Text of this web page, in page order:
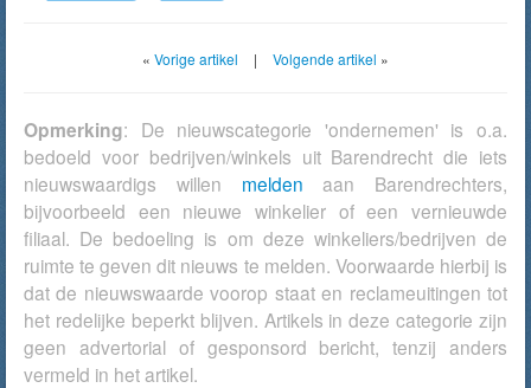
« Vorige artikel | Volgende artikel »
Opmerking: De nieuwscategorie 'ondernemen' is o.a.
bedoeld voor bedrijven/winkels uit Barendrecht die iets
nieuwswaardigs willen melden aan Barendrechters,
bijvoorbeeld een nieuwe winkelier of een vernieuwde
filiaal. De bedoeling is om deze winkeliers/bedrijven de
ruimte te geven dit nieuws te melden. Voorwaarde hierbij is
dat de nieuwswaarde voorop staat en reclameuitingen tot
het redelijke beperkt blijven. Artikels in deze categorie zijn
geen advertorial of gesponsord bericht, tenzij anders
vermeld in het artikel.